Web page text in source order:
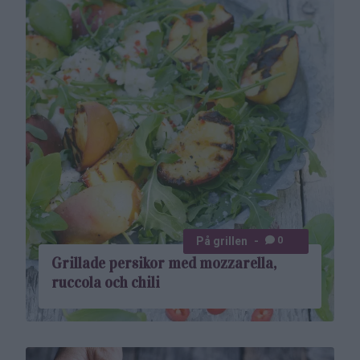
Grillade persikor med mozzarella,
ruccola och chili
På grillen 0